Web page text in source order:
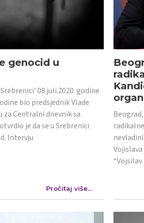
genocid u
08.juli.2020. godine
bio predsjednik Vlade
za Centralni dnevnik sa
je da se u Srebrenici
Intervju
Pročitaj više...